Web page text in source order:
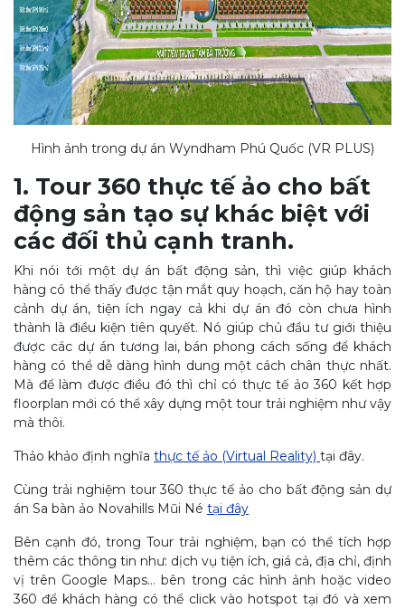
Hình ảnh trong dự án Wyndham Phú Quốc (VR PLUS)
1. Tour 360 thực tế ảo cho bất
động sản tạo sự khác biệt với
các đối thủ cạnh tranh.
Khi nói tới một dự án bất động sản, thì việc giúp khách
hàng có thể thấy được tận mắt quy hoạch, căn hộ hay toàn
cảnh dự án, tiện ích ngay cả khi dự án đó còn chưa hình
thành là điều kiện tiên quyết. Nó giúp chủ đầu tư giới thiệu
được các dự án tương lai, bán phong cách sống để khách
hàng có thể dễ dàng hình dung một cách chân thực nhất.
Mà để làm được điều đó thì chỉ có thực tế ảo 360 kết hợp
floorplan mới có thể xây dựng một tour trải nghiệm như vậy
mà thôi.
Thảo khảo định nghĩa thực tế ảo (Virtual Reality) tại đây.
Cùng trải nghiệm tour 360 thực tế ảo cho bất động sản dự
án Sa bàn ảo Novahills Mũi Né tại đây
Bên cạnh đó, trong Tour trải nghiệm, bạn có thể tích hợp
thêm các thông tin như: dịch vụ tiện ích, giá cả, địa chỉ, định
vị trên Google Maps… bên trong các hình ảnh hoặc video
360 để khách hàng có thể click vào hotspot tại đó và xem